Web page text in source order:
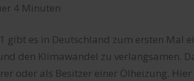
4 Minuten
gibt es in Deutschland zum ersten Mal
den Klimawandel zu verlangsamen.
oder als Besitzer einer Ölheizung.